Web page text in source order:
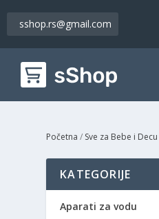
sshop.rs@gmail.com
Početna / Sve za Bebe i Decu
KATEGORIJE
Aparati za vodu